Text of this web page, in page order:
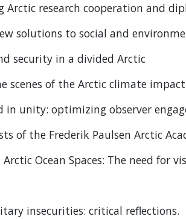
Arctic research cooperation and
solutions to social and
security in a divided Arctic
scenes of the Arctic climate impact
in unity: optimizing observer
of the Frederik Paulsen Arctic
Arctic Ocean Spaces: The need for
insecurities: critical reflections.